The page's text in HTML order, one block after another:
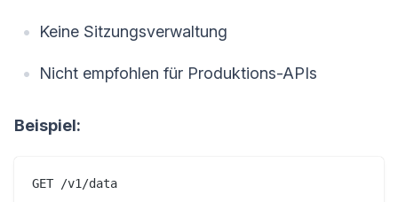
Keine Sitzungsverwaltung
Nicht empfohlen für Produktions-APIs
Beispiel:
GET /v1/data